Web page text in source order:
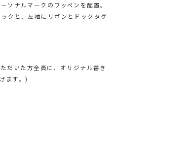
ソナルマークのワッペンを配置。
クと、左袖にリボンとドックタグ
だいた方全員に、オリジナル書き
ます。)